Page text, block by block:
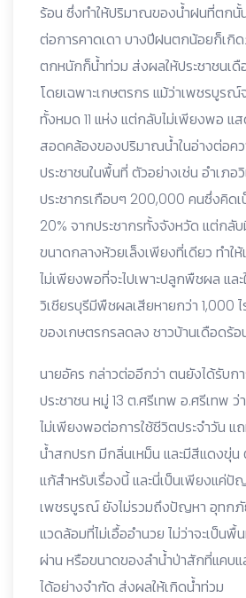
ร้อน ซึ่งทำให้ปริมาณของน้ำฝนที่ตกนั้
ต่อการคาดเดา บางปีฝนตกน้อยก็เกิ
ตกหนักก็น้ำท่วม ส่งผลให้ประชาชนเ
โดยเฉพาะเกษตรกร แม้ว่าเพชรบูรณ์
ทั้งหมด 11 แห่ง แต่กลับไม่เพียงพอ แส
สอดคล้องของปริมาณน้ำในอ่างต่อค
ประชาชนในพื้นที่ ตัวอย่างเช่น อำเภอ
ประชากรเกือบๆ 200,000 คนซึ่งคิด
20% จากประชากรทั้งจังหวัด แต่กลั
ขนาดกลางห้วยเล็งเพียงที่เดียว ทำใ
ไม่เพียงพอที่จะไปเพาะปลูกพืชผล แล
วิเชียรบุรีมีพืชผลเสียหายกว่า 1,000
ของเกษตรกรลดลง ชาวบ้านเดือดร้อ
นายอัคร กล่าวต่ออีกว่า ตนยังได้รับก
ประชาชน หมู่ 13 ต.ศรีเทพ อ.ศรีเทพ ว่
ไม่เพียงพอต่อการใช้ชีวิตประจำวัน แ
น้ำสกปรก มีกลิ่นเหม็น และมีสีแดงขุ่น
แก้สำหรับเรื่องนี้ และนี่เป็นเพียงแค่ปั
เพชรบูรณ์ ยังไม่รวมถึงปัญหา อุทก
แวดล้อมที่ไม่เอื้ออำนวย ไม่ว่าจะเป็น
ผ่าน หรือขนาดของลำน้ำป่าสักที่แคบแ
ได้อย่างจำกัด ส่งผลให้เกิดน้ำท่วม